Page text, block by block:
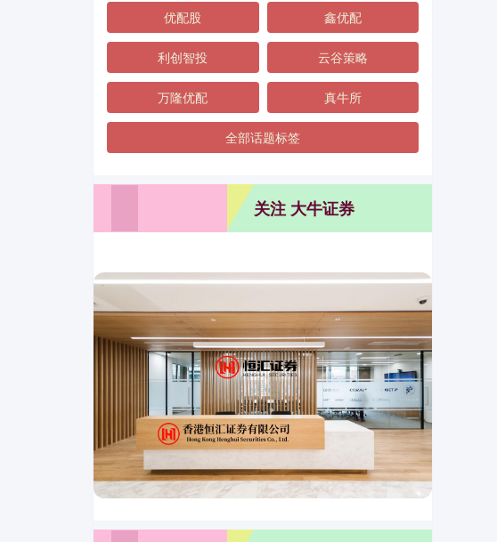
优配股 鑫优配
利创智投 云谷策略
万隆优配 真牛所
全部话题标签
关注 大牛证券